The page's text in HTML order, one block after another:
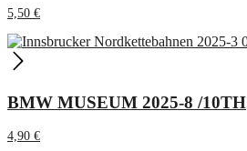
5,50 €
BMW MUSEUM 2025-8 /10TH
4,90 €